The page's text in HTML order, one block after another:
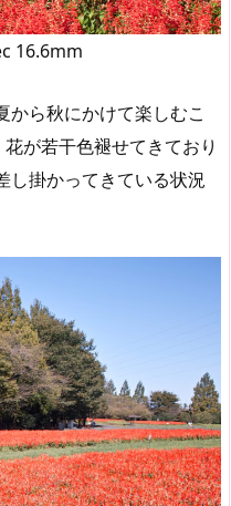
16.6mm
ら秋にかけて楽しむこ
が若干色褪せてきており
し掛かってきている状況